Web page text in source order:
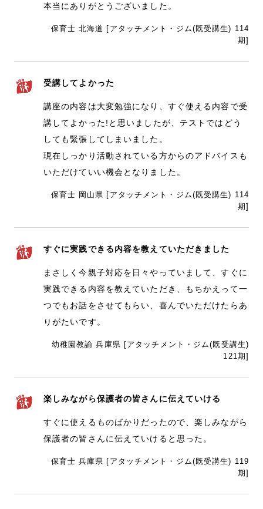
本当にありがとうございました。
保育士 北海道 [アタッチメント・ジム(既受講生) 114
期]
受講してよかった
講座の内容は大変勉強になり、すぐ使える内容で受
講してよかった!と思いましたが、テストではどう
しても緊張してしまいました。
現在しっかり活動されている方からのアドバイスも
いただけていい機会となりました。
保育士 岡山県 [アタッチメント・ジム(既受講生) 114
期]
すぐに実践できる内容を教えていただきました
まさしく今親子対応を日々やっていまして、すぐに
実践できる内容を教えていただき、もちかえって一
つでもお話をさせてもらい、喜んでいただけたらあ
りがたいです。
幼稚園教諭 兵庫県 [アタッチメント・ジム(既受講生)
121期]
楽しみながら保護者の皆さんに伝えていける
すぐに使えるものばかりだったので、楽しみながら
保護者の皆さんに伝えていけると思った。
保育士 兵庫県 [アタッチメント・ジム(既受講生) 119
期]